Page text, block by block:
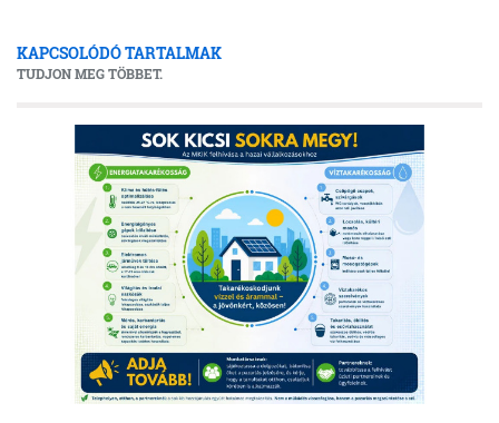
KAPCSOLÓDÓ TARTALMAK
TUDJON MEG TÖBBET.